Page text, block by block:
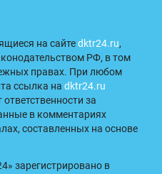
на сайтеdktr24.ru,
РФ, в том
правах. При любом
ссылка на dktr24.ru
за
в комментариях
составленных на основе
зарегистрировано в